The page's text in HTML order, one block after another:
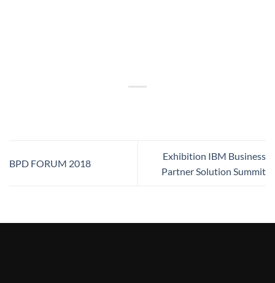
BPD FORUM 2018
Exhibition IBM Business
Partner Solution Summit